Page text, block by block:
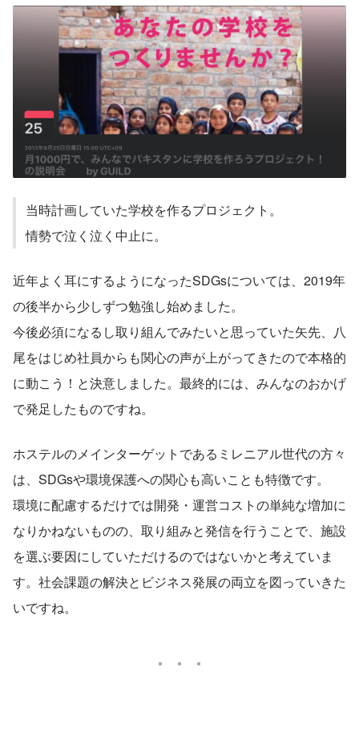
当時計画していた学校を作るプロジェクト。
情勢で泣く泣く中止に。
近年よく耳にするようになったSDGsについては、2019年
の後半から少しずつ勉強し始めました。
今後必須になるし取り組んでみたいと思っていた矢先、八
尾をはじめ社員からも関心の声が上がってきたので本格的
に動こう！と決意しました。最終的には、みんなのおかげ
で発足したものですね。
ホステルのメインターゲットであるミレニアル世代の方々
は、SDGsや環境保護への関心も高いことも特徴です。
環境に配慮するだけでは開発・運営コストの単純な増加に
なりかねないものの、取り組みと発信を行うことで、施設
を選ぶ要因にしていただけるのではないかと考えていま
す。社会課題の解決とビジネス発展の両立を図っていきた
いですね。